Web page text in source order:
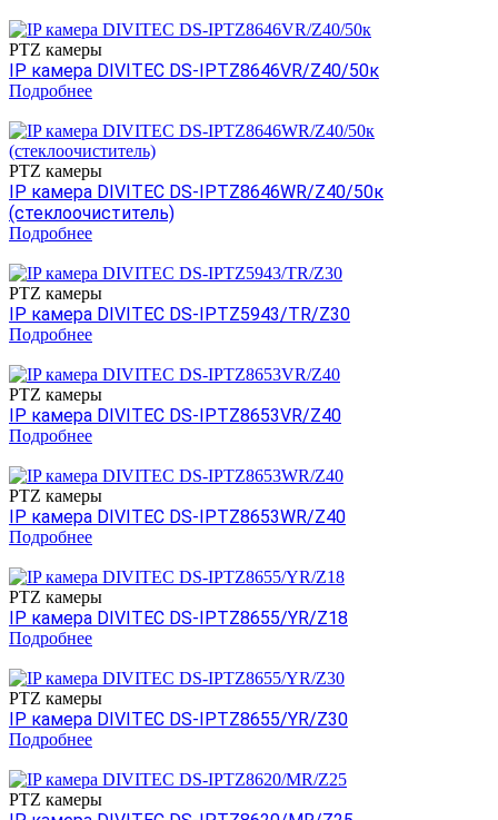
PTZ камеры
IP камера DIVITEC DS-IPTZ8646VR/Z40/50к
Подробнее
PTZ камеры
IP камера DIVITEC DS-IPTZ8646WR/Z40/50к
(стеклоочиститель)
Подробнее
PTZ камеры
IP камера DIVITEC DS-IPTZ5943/TR/Z30
Подробнее
PTZ камеры
IP камера DIVITEC DS-IPTZ8653VR/Z40
Подробнее
PTZ камеры
IP камера DIVITEC DS-IPTZ8653WR/Z40
Подробнее
PTZ камеры
IP камера DIVITEC DS-IPTZ8655/YR/Z18
Подробнее
PTZ камеры
IP камера DIVITEC DS-IPTZ8655/YR/Z30
Подробнее
PTZ камеры